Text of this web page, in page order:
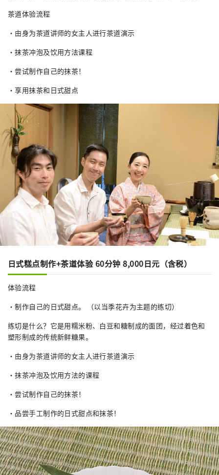
茶道体验流程
・由身为茶道讲师的女主人进行茶道演示
・抹茶冲泡及饮用方法课程
・尝试制作自己的抹茶！
・享用抹茶和日式甜点
日式糕点制作+茶道体验 60分钟 8,000日元（含税）
体验流程
・制作自己的日式甜点。 （以当季花卉为主题的练切）
练切是什么？它是用糯米粉、白豆和糖制成的面团，经过着色和
塑形制成的传统新鲜糖果。
・由身为茶道讲师的女主人进行茶道演示
・抹茶冲泡及饮用方法的课程
・尝试制作自己的抹茶！
・品尝手工制作的日式甜点和抹茶！